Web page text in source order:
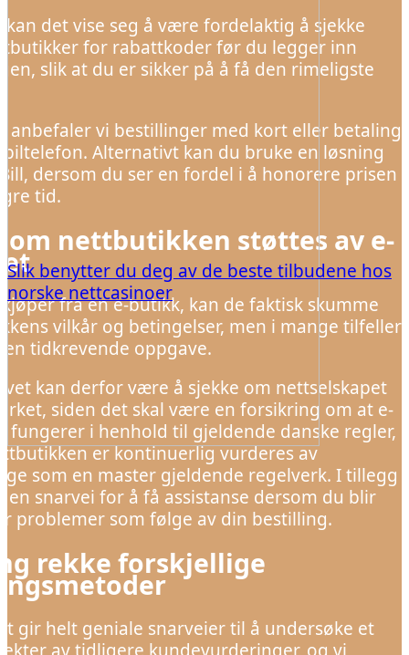
Slik benytter du deg av de beste tilbudene hos
norske nettcasinoer
kan det vise seg å være fordelaktig å sjekke
for rabattkoder før du legger inn
slik at du er sikker på å få den rimeligste
anbefaler vi bestillinger med kort eller betaling
Alternativt kan du bruke en løsning
dersom du ser en fordel i å honorere prisen
tid.
om nettbutikken støttes av e-
fra en e-butikk, kan de faktisk skumme
vilkår og betingelser, men i mange tilfeller
tidkrevende oppgave.
kan derfor være å sjekke om nettselskapet
siden det skal være en forsikring om at e-
fungerer i henhold til gjeldende danske regler,
er kontinuerlig vurderes av
som en master gjeldende regelverk. I tillegg
en snarvei for å få assistanse dersom du blir
problemer som følge av din bestilling.
rekke forskjellige
gir helt geniale snarveier til å undersøke et
av tidligere kundevurderinger, og vi